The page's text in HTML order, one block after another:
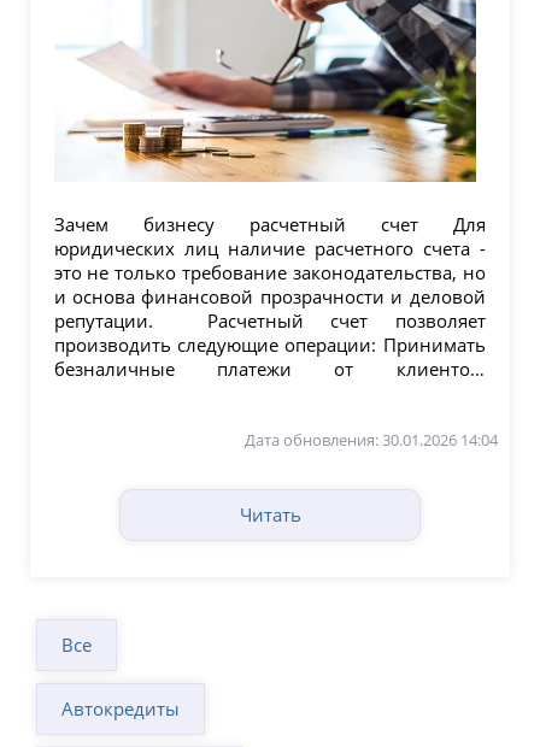
Зачем бизнесу расчетный счет Для
юридических лиц наличие расчетного счета -
это не только требование законодательства, но
и основа финансовой прозрачности и деловой
репутации. Расчетный счет позволяет
производить следующие операции: Принимать
безналичные платежи от клиентов.
Дата обновления: 30.01.2026 14:04
Читать
Все
Автокредиты